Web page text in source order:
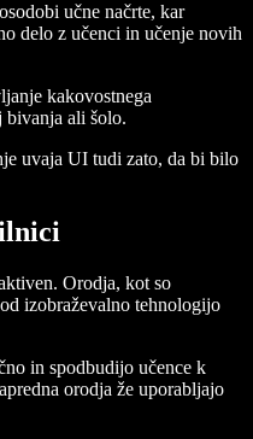
učne načrte, kar
delo z učenci in učenje novih
kakovostnega
bivanja ali šolo.
uvaja UI tudi zato, da bi bilo
Orodja, kot so
izobraževalno tehnologijo
in spodbudijo učence k
orodja že uporabljajo